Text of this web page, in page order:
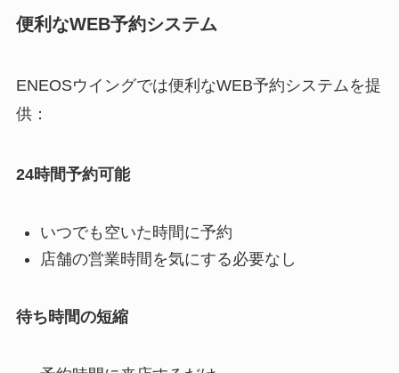
便利なWEB予約システム
ENEOSウイングでは便利なWEB予約システムを提
供：
24時間予約可能
いつでも空いた時間に予約
店舗の営業時間を気にする必要なし
待ち時間の短縮